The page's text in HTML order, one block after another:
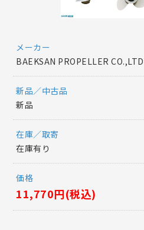
メーカー
BAEKSAN PROPELLER CO.,LTD
新品／中古品
新品
在庫／取寄
在庫有り
価格
11,770円(税込)